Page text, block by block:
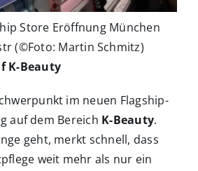
Store Eröffnung München
(©Foto: Martin Schmitz)
K-Beauty
im neuen Flagship-
auf dem Bereich K-Beauty.
geht, merkt schnell, dass
weit mehr als nur ein